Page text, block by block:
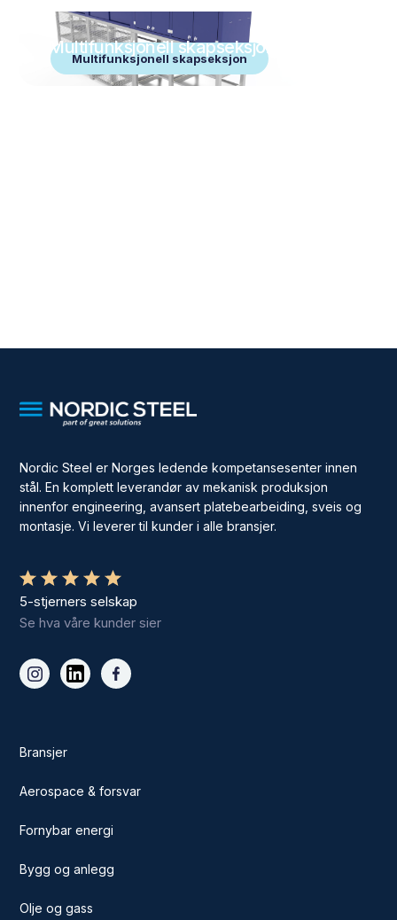
Multifunksjonell skapseksjon
Multifunksjonell skapseksjon
Nordic Steel er Norges ledende kompetansesenter innen
stål. En komplett leverandør av mekanisk produksjon
innenfor engineering, avansert platebearbeiding, sveis og
montasje. Vi leverer til kunder i alle bransjer.
5-stjerners selskap
Se hva våre kunder sier
Bransjer
Aerospace & forsvar
Fornybar energi
Bygg og anlegg
Olje og gass